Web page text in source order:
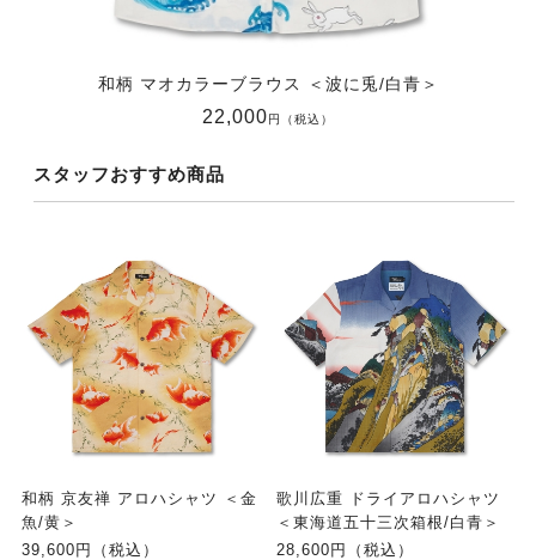
和柄 マオカラーブラウス ＜波に兎/白青＞
22,000円（税込）
スタッフおすすめ商品
和柄 京友禅 アロハシャツ ＜金
魚/黄＞
39,600円（税込）
歌川広重 ドライアロハシャツ
＜東海道五十三次箱根/白青＞
28,600円（税込）